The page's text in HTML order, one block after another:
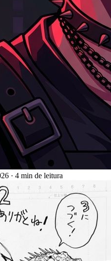
· 4 min de leitura